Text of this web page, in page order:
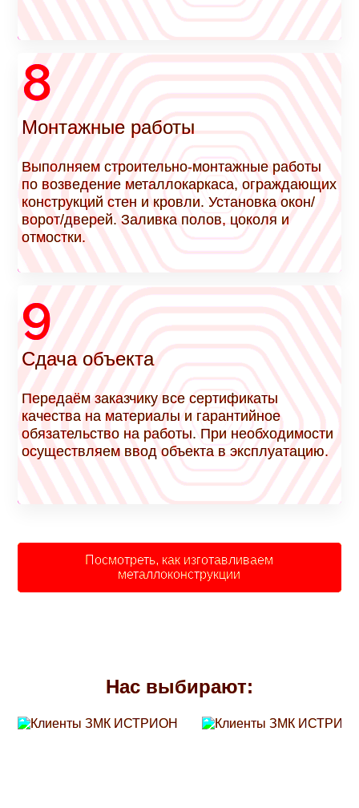
8
Монтажные работы
Выполняем строительно-монтажные работы
по возведение металлокаркаса, ограждающих
конструкций стен и кровли. Установка окон/
ворот/дверей. Заливка полов, цоколя и
отмостки.
9
Сдача объекта
Передаём заказчику все сертификаты
качества на материалы и гарантийное
обязательство на работы. При необходимости
осуществляем ввод объекта в эксплуатацию.
Посмотреть, как изготавливаем
металлоконструкции
Нас выбирают: